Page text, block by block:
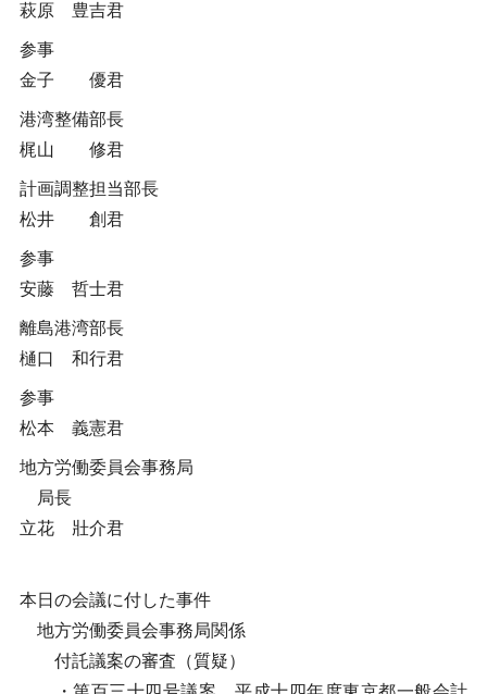
萩原 豊吉君
参事
金子 優君
港湾整備部長
梶山 修君
計画調整担当部長
松井 創君
参事
安藤 哲士君
離島港湾部長
樋口 和行君
参事
松本 義憲君
地方労働委員会事務局
局長
立花 壯介君
本日の会議に付した事件
地方労働委員会事務局関係
付託議案の審査（質疑）